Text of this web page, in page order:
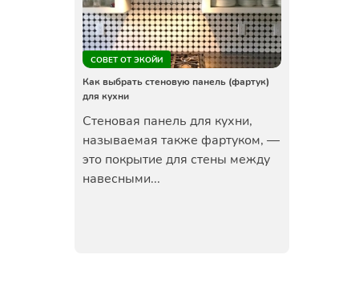
СОВЕТ ОТ ЭКОЙИ
Как выбрать стеновую панель (фартук)
для кухни
Стеновая панель для кухни,
называемая также фартуком, —
это покрытие для стены между
навесными...